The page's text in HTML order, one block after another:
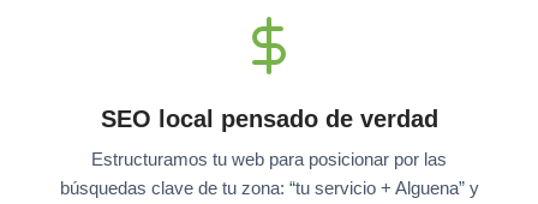
SEO local pensado de verdad
Estructuramos tu web para posicionar por las
búsquedas clave de tu zona: “tu servicio + Alguena” y